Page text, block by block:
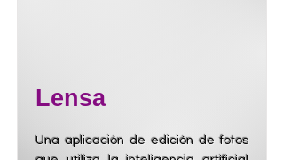
Lensa
Una aplicación de edición de fotos